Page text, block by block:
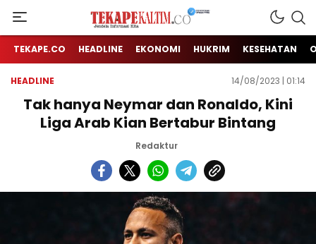
TEKAPE KALTIM
Jendela Informasi Kita
TEKAPE.CO HEADLINE EKONOMI HUKRIM KESEHATAN
HEADLINE 14/08/2023 | 01:14
Tak hanya Neymar dan Ronaldo, Kini
Liga Arab Kian Bertabur Bintang
Redaktur